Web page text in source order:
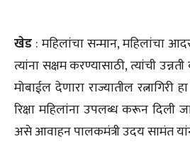
खेड : महिलांचा सन्मान, महिलांचा
त्यांना सक्षम करण्यासाठी, त्यांची
मोबाईल देणारा राज्यातील
रिक्षा महिलांना उपलब्ध करून दिली
असे आवाहन पालकमंत्री उदय सामंत